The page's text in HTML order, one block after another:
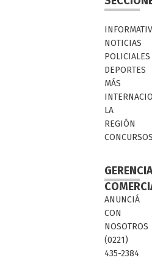
NOTICIAS
POLICIALES
DEPORTES
MÁS
LA
REGIÓN
ANUNCIÁ
CON
NOSOTROS
(0221)
435-2384